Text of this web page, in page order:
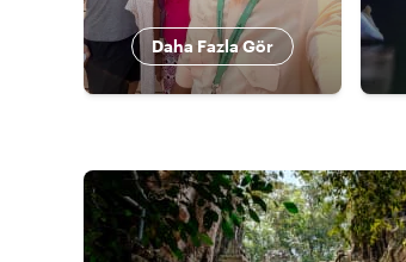
Daha Fazla Gör